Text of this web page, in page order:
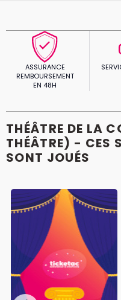
ASSURANCE
REMBOURSEMENT
EN 48H
THÉÂTRE DE LA
THÉÂTRE) - CES
SONT JOUÉS